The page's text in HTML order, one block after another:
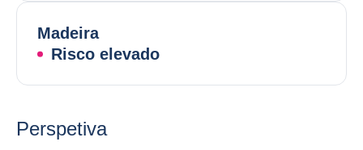
Madeira
Risco elevado
Perspetiva